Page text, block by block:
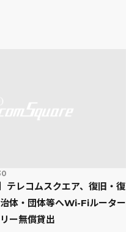
テレコムスクエア、復旧・復
体・団体等へWi-Fiルーター
ー無償貸出